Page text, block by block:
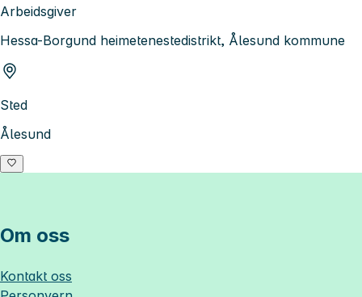
Arbeidsgiver
Hessa-Borgund heimetenestedistrikt, Ålesund kommune
Sted
Ålesund
Om oss
Kontakt oss